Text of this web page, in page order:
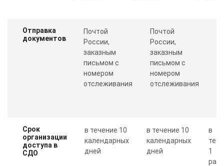
Отправка
документов
Почтой
России,
заказным
письмом с
номером
отслеживания
Почтой
России,
заказным
письмом с
номером
отслеживания
Срок
организации
доступа в
СДО
в течение 10
календарных
дней
в течение 10
календарных
дней
в
1